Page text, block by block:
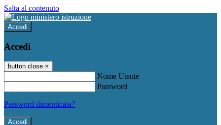
Salta al contenuto
Accedi
Accedi
button close ×
Nome Utente
Password
Password dimenticata?